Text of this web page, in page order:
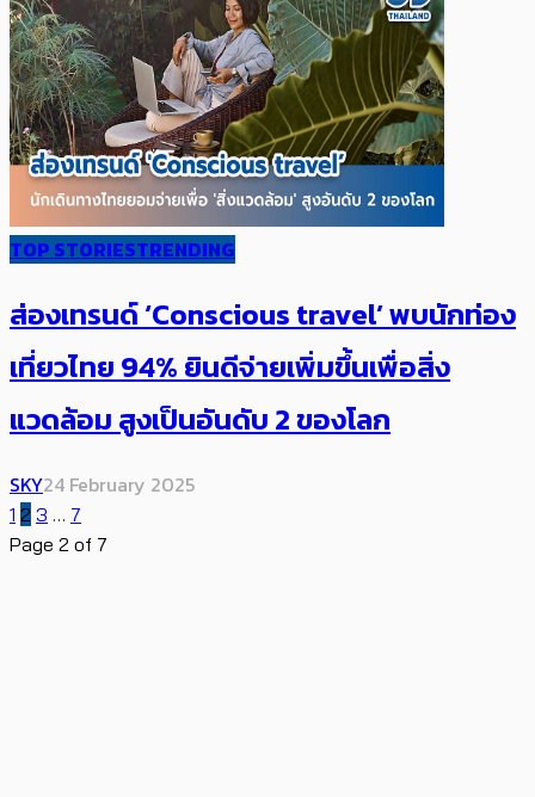
TOP STORIESTRENDING
ส่องเทรนด์ ‘Conscious travel’ พบนักท่อง
เที่ยวไทย 94% ยินดีจ่ายเพิ่มขึ้นเพื่อสิ่ง
แวดล้อม สูงเป็นอันดับ 2 ของโลก
SKY24 February 2025
1 2 3 … 7
Page 2 of 7